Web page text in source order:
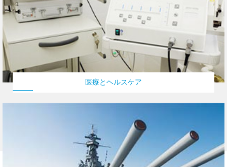
医療とヘルスケア